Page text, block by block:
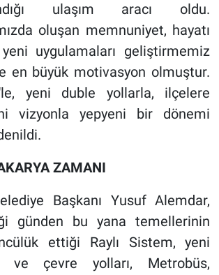
ulaşım aracı oldu.
oluşan memnuniyet, hayatı
yeni uygulamaları geliştirmemiz
en büyük motivasyon olmuştur.
yeni duble yollarla, ilçelere
vizyonla yepyeni bir dönemi
ZAMANI
Başkanı Yusuf Alemdar,
günden bu yana temellerinin
ettiği Raylı Sistem, yeni
ve çevre yolları, Metrobüs,